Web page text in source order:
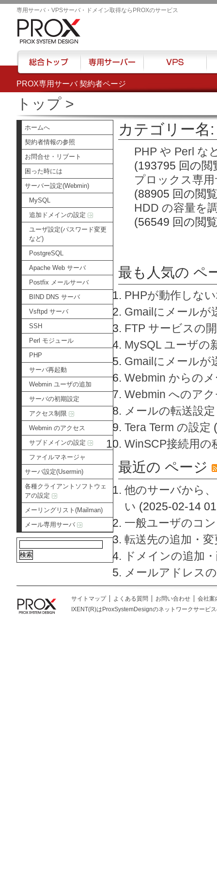
PROX専用サーバ 契約者ページ
専用サーバ・VPSサーバ・ドメイン取得ならPROXのサービス
トップ>
ホームへ
契約者情報の参照
お問合せ・リブート
困った時には
サーバー設定(Webmin)
MySQL
追加ドメインの設定
ユーザ設定(パスワード変更
など)
PostgreSQL
Apache Web サーバ
Postfix メールサーバ
BIND DNS サーバ
Vsftpd サーバ
SSH
Perl モジュール
PHP
サーバ再起動
Webmin ユーザの追加
サーバの初期設定
アクセス制限
Webmin のアクセス
サブドメインの設定
ファイルマネージャ
サーバ設定(Usermin)
各種クライアントソフトウェ
アの設定
メーリングリスト(Mailman)
メール専用サーバ
カテゴリー名
PHP や Perl な
(193795 回の閲
プロックス専
(88905 回の閲
HDD の容量を
(56549 回の閲
最も人気の ペ
PHPが動作しな
Gmailにメールが
FTP サービスの
MySQL ユーザの
Gmailにメールが
Webmin からの
Webmin へのア
メールの転送設定
Tera Term の設定
WinSCP接続用の
最近の ページ
他のサーバから
い (2025-02-14
一般ユーザのコ
転送先の追加・
ドメインの追加
メールアドレス
総合トップ 専用サーバー VPS ハ
サイトマップ よくある質問 お問い合わせ
会社案
IXENT(R)はProxSystemDesignのネットワークサービ